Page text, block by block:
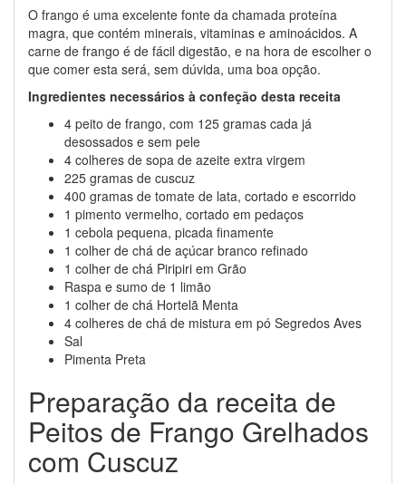
O frango é uma excelente fonte da chamada proteína
magra, que contém minerais, vitaminas e aminoácidos. A
carne de frango é de fácil digestão, e na hora de escolher o
que comer esta será, sem dúvida, uma boa opção.
Ingredientes necessários à confeção desta receita
4 peito de frango, com 125 gramas cada já
desossados e sem pele
4 colheres de sopa de azeite extra virgem
225 gramas de cuscuz
400 gramas de tomate de lata, cortado e escorrido
1 pimento vermelho, cortado em pedaços
1 cebola pequena, picada finamente
1 colher de chá de açúcar branco refinado
1 colher de chá Piripiri em Grão
Raspa e sumo de 1 limão
1 colher de chá Hortelã Menta
4 colheres de chá de mistura em pó Segredos Aves
Sal
Pimenta Preta
Preparação da receita de
Peitos de Frango Grelhados
com Cuscuz